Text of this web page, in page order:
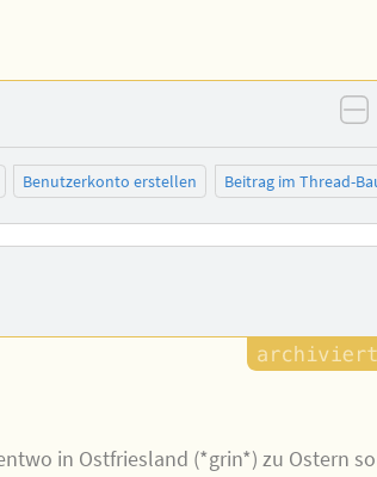
Benutzerkonto erstellen Beitrag im Thread-
in Ostfriesland (*grin*) zu Ostern